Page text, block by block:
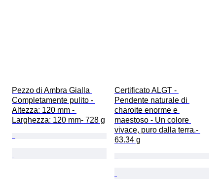
Pezzo di Ambra Gialla
Completamente pulito -
Altezza: 120 mm -
Larghezza: 120 mm- 728 g
Certificato ALGT -
Pendente naturale di
charoite enorme e
maestoso - Un colore
vivace, puro dalla terra.-
63.34 g